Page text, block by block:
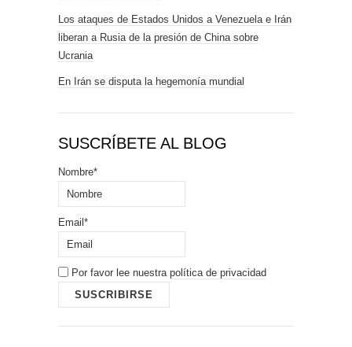
Los ataques de Estados Unidos a Venezuela e Irán
liberan a Rusia de la presión de China sobre
Ucrania
En Irán se disputa la hegemonía mundial
SUSCRÍBETE AL BLOG
Nombre*
Email*
Por favor lee nuestra política de privacidad